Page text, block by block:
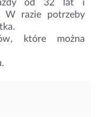
jazdy od 32 lat i
W razie potrzeby
które można